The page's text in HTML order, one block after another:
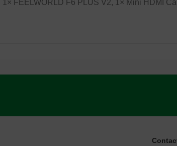
1× FEELWORLD F6 PLUS V2, 1× Mini HDMI